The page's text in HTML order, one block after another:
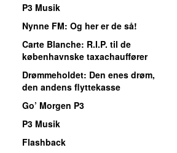
P3 Musik
Nynne FM: Og her er de så!
Carte Blanche: R.I.P. til de
københavnske taxachauffører
Drømmeholdet: Den enes drøm,
den andens flyttekasse
Go’ Morgen P3
P3 Musik
Flashback